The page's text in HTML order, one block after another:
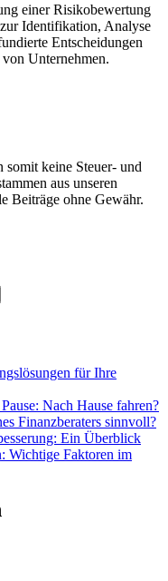
einer Risikobewertung
Identifikation, Analyse
Entscheidungen
Unternehmen.
somit keine Steuer- und
aus unseren
Beiträge ohne Gewähr.
für Ihre
Nach Hause fahren?
Finanzberaters sinnvoll?
Ein Überblick
Wichtige Faktoren im